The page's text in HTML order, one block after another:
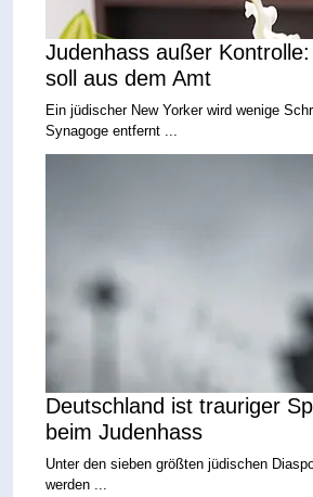
Judenhass außer
soll aus dem Amt
Ein jüdischer New Yorker wird wenige
Synagoge entfernt ...
Deutschland ist trauriger
beim Judenhass
Unter den sieben größten jüdischen
werden ...